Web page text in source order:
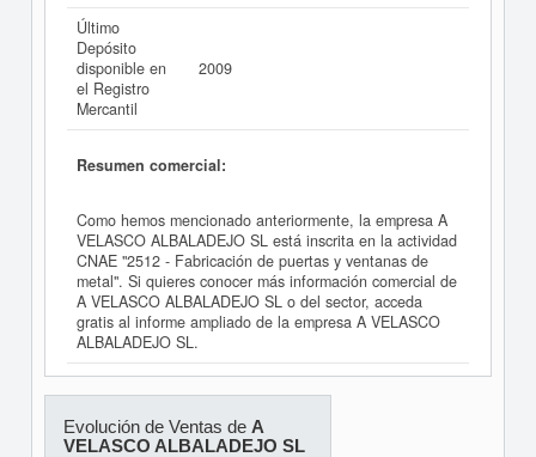
Último
Depósito
disponible en
el Registro
Mercantil
2009
Resumen comercial:
Como hemos mencionado anteriormente, la empresa A
VELASCO ALBALADEJO SL está inscrita en la actividad
CNAE "2512 - Fabricación de puertas y ventanas de
metal". Si quieres conocer más información comercial de
A VELASCO ALBALADEJO SL o del sector, acceda
gratis al informe ampliado de la empresa A VELASCO
ALBALADEJO SL.
Evolución de Ventas de A
VELASCO ALBALADEJO SL